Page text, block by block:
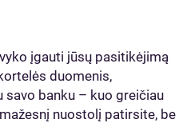
įgauti jūsų pasitikėjimą
duomenis,
banku – kuo greičiau
nuostolį patirsite, be